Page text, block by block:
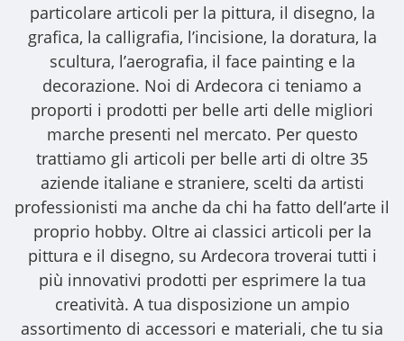
particolare articoli per la pittura, il disegno, la
grafica, la calligrafia, l’incisione, la doratura, la
scultura, l’aerografia, il face painting e la
decorazione. Noi di Ardecora ci teniamo a
proporti i prodotti per belle arti delle migliori
marche presenti nel mercato. Per questo
trattiamo gli articoli per belle arti di oltre 35
aziende italiane e straniere, scelti da artisti
professionisti ma anche da chi ha fatto dell’arte il
proprio hobby. Oltre ai classici articoli per la
pittura e il disegno, su Ardecora troverai tutti i
più innovativi prodotti per esprimere la tua
creatività. A tua disposizione un ampio
assortimento di accessori e materiali, che tu sia